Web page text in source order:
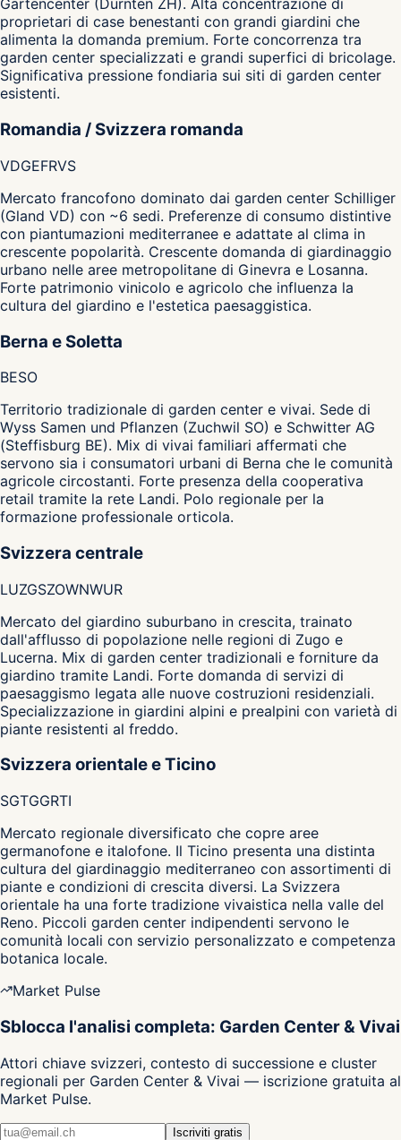
Gartencenter (Dürnten ZH). Alta concentrazione di
proprietari di case benestanti con grandi giardini che
alimenta la domanda premium. Forte concorrenza tra
garden center specializzati e grandi superfici di bricolage.
Significativa pressione fondiaria sui siti di garden center
esistenti.
Romandia / Svizzera romanda
VDGEFRVS
Mercato francofono dominato dai garden center Schilliger
(Gland VD) con ~6 sedi. Preferenze di consumo distintive
con piantumazioni mediterranee e adattate al clima in
crescente popolarità. Crescente domanda di giardinaggio
urbano nelle aree metropolitane di Ginevra e Losanna.
Forte patrimonio vinicolo e agricolo che influenza la
cultura del giardino e l'estetica paesaggistica.
Berna e Soletta
BESO
Territorio tradizionale di garden center e vivai. Sede di
Wyss Samen und Pflanzen (Zuchwil SO) e Schwitter AG
(Steffisburg BE). Mix di vivai familiari affermati che
servono sia i consumatori urbani di Berna che le comunità
agricole circostanti. Forte presenza della cooperativa
retail tramite la rete Landi. Polo regionale per la
formazione professionale orticola.
Svizzera centrale
LUZGSZOWNWUR
Mercato del giardino suburbano in crescita, trainato
dall'afflusso di popolazione nelle regioni di Zugo e
Lucerna. Mix di garden center tradizionali e forniture da
giardino tramite Landi. Forte domanda di servizi di
paesaggismo legata alle nuove costruzioni residenziali.
Specializzazione in giardini alpini e prealpini con varietà di
piante resistenti al freddo.
Svizzera orientale e Ticino
SGTGGRTI
Mercato regionale diversificato che copre aree
germanofone e italofone. Il Ticino presenta una distinta
cultura del giardinaggio mediterraneo con assortimenti di
piante e condizioni di crescita diversi. La Svizzera
orientale ha una forte tradizione vivaistica nella valle del
Reno. Piccoli garden center indipendenti servono le
comunità locali con servizio personalizzato e competenza
botanica locale.
Market Pulse
Sblocca l'analisi completa: Garden Center & Vivai
Attori chiave svizzeri, contesto di successione e cluster
regionali per Garden Center & Vivai — iscrizione gratuita al
Market Pulse.
Iscriviti gratis